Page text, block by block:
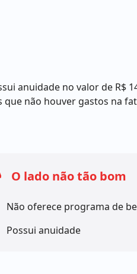
anuidade no valor de R$
não houver gastos na
O lado não tão bom
Não oferece programa de
Possui anuidade